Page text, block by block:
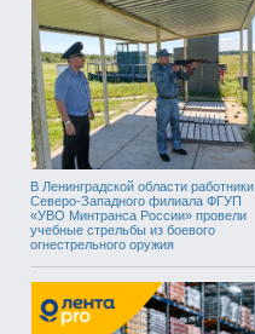
В Ленинградской области работники
Северо-Западного филиала ФГУП
«УВО Минтранса России» провели
учебные стрельбы из боевого
огнестрельного оружия